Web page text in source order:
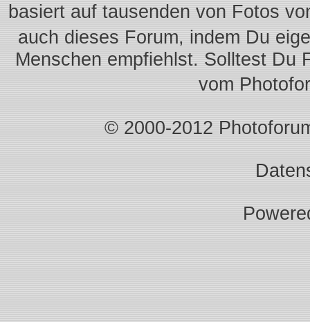
basiert auf tausenden von Fotos
auch dieses Forum, indem Du
Menschen empfiehlst. Solltest Du
vom
© 2000-2012